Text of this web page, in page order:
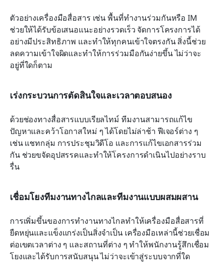
ตัวอย่างเครื่องมือสื่อสาร เช่น พื้นที่ทำงานร่วมกันหรือ IM
ช่วยให้ได้รับข้อเสนอแนะอย่างรวดเร็ว จัดการโครงการได้
อย่างมีประสิทธิภาพ และทำให้ทุกคนเข้าใจตรงกัน สิ่งนี้ช่วย
ลดความเข้าใจผิดและทำให้การร่วมมือกันง่ายขึ้น ไม่ว่าจะ
อยู่ที่ใดก็ตาม
เร่งกระบวนการตัดสินใจและเวลาตอบสนอง
ด้วยช่องทางสื่อสารแบบเรียลไทม์ ทีมงานสามารถแก้ไข
ปัญหาและคว้าโอกาสใหม่ ๆ ได้โดยไม่ล่าช้า ฟีเจอร์ต่าง ๆ
เช่น แชทกลุ่ม การประชุมวิดีโอ และการแก้ไขเอกสารร่วม
กัน ช่วยขจัดอุปสรรคและทำให้โครงการดำเนินไปอย่างราบ
รื่น
เชื่อมโยงทีมงานทางไกลและทีมงานแบบผสมผสาน
การเพิ่มขึ้นของการทำงานทางไกลทำให้เครื่องมือสื่อสารที่
ยืดหยุ่นและแข็งแกร่งเป็นสิ่งจำเป็น เครื่องมือเหล่านี้ช่วยเชื่อม
ต่อเขตเวลาต่าง ๆ และสถานที่ต่าง ๆ ทำให้พนักงานรู้สึกเชื่อม
โยงและได้รับการสนับสนุน ไม่ว่าจะเข้าสู่ระบบจากที่ใด